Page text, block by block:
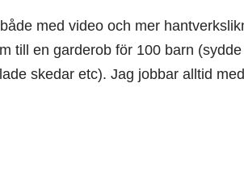
med video och mer
till en garderob för 100 barn
skedar etc). Jag jobbar alltid